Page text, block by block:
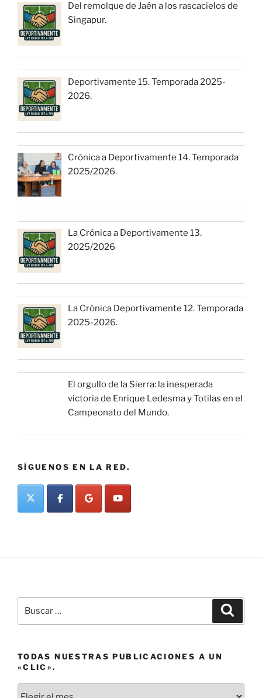
Del remolque de Jaén a los rascacielos de
Singapur.
Deportivamente 15. Temporada 2025-
2026.
Crónica a Deportivamente 14. Temporada
2025/2026.
La Crónica a Deportivamente 13.
2025/2026
La Crónica Deportivamente 12. Temporada
2025-2026.
El orgullo de la Sierra: la inesperada
victoria de Enrique Ledesma y Totilas en el
Campeonato del Mundo.
SÍGUENOS EN LA RED.
por:
TODAS NUESTRAS PUBLICACIONES A UN
«CLIC».